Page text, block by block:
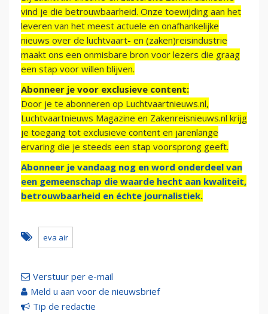
vind je die betrouwbaarheid. Onze toewijding aan het
leveren van het meest actuele en onafhankelijke
nieuws over de luchtvaart- en (zaken)reisindustrie
maakt ons een onmisbare bron voor lezers die graag
een stap voor willen blijven.
Abonneer je voor exclusieve content:
Door je te abonneren op Luchtvaartnieuws.nl,
Luchtvaartnieuws Magazine en Zakenreisnieuws.nl krijg
je toegang tot exclusieve content en jarenlange
ervaring die je steeds een stap voorsprong geeft.
Abonneer je vandaag nog en word onderdeel van
een gemeenschap die waarde hecht aan kwaliteit,
betrouwbaarheid en échte journalistiek.
eva air
Verstuur per e-mail
Meld u aan voor de nieuwsbrief
Tip de redactie